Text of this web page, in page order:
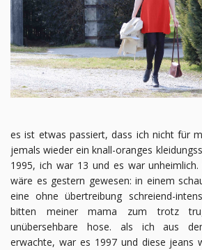
es ist etwas passiert, dass ich nicht für
jemals wieder ein knall-oranges
1995, ich war 13 und es war
wäre es gestern gewesen: in einem
eine ohne übertreibung schreiend-
bitten meiner mama zum trotz
unübersehbare hose. als ich aus
erwachte, war es 1997 und diese jeans